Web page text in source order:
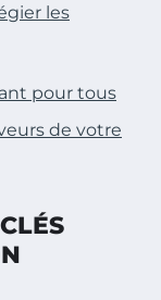
les
pour tous
de votre